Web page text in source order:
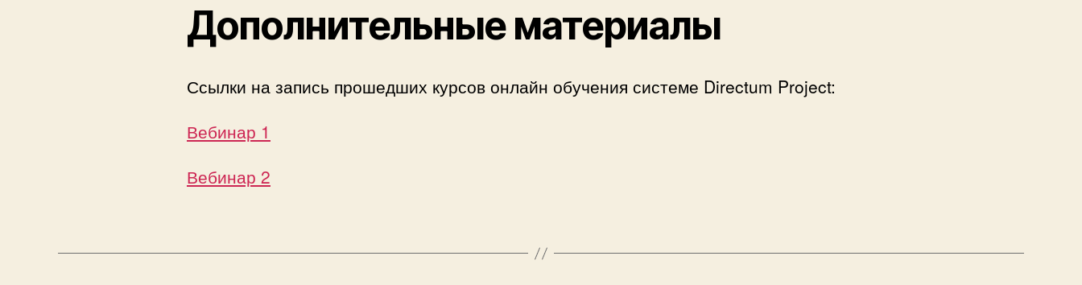
Дополнительные материалы
Ссылки на запись прошедших курсов онлайн обучения системе Directum Project:
Вебинар 1
Вебинар 2